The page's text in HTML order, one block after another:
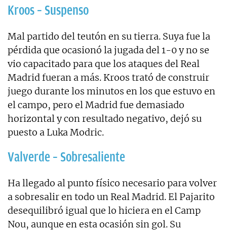
Kroos – Suspenso
Mal partido del teutón en su tierra. Suya fue la
pérdida que ocasionó la jugada del 1-0 y no se
vio capacitado para que los ataques del Real
Madrid fueran a más. Kroos trató de construir
juego durante los minutos en los que estuvo en
el campo, pero el Madrid fue demasiado
horizontal y con resultado negativo, dejó su
puesto a Luka Modric.
Valverde – Sobresaliente
Ha llegado al punto físico necesario para volver
a sobresalir en todo un Real Madrid. El Pajarito
desequilibró igual que lo hiciera en el Camp
Nou, aunque en esta ocasión sin gol. Su